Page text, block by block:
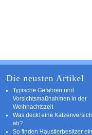
Die neusten Artikel
Typische Gefahren und
Vorsichtsmaßnahmen in der
Weihnachtszeit
Was deckt eine
ab?
So finden Haustierbesitzer